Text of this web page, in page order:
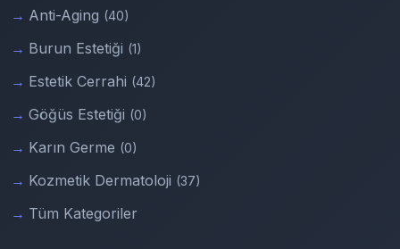
Anti-Aging (40)
Burun Estetiği (1)
Estetik Cerrahi (42)
Göğüs Estetiği (0)
Karın Germe (0)
Kozmetik Dermatoloji (37)
Tüm Kategoriler